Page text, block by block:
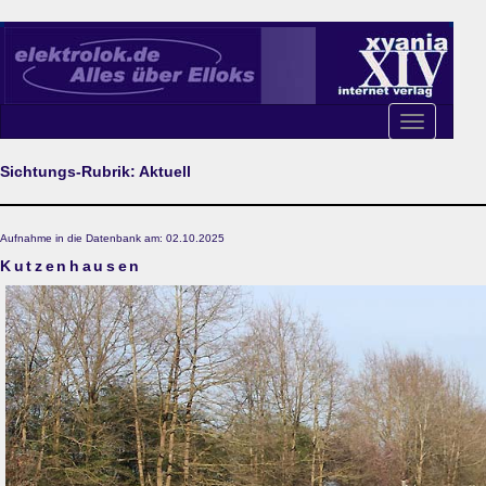
Toggle
navigation
Sichtungs-Rubrik: Aktuell
Aufnahme in die Datenbank am: 02.10.2025
Kutzenhausen